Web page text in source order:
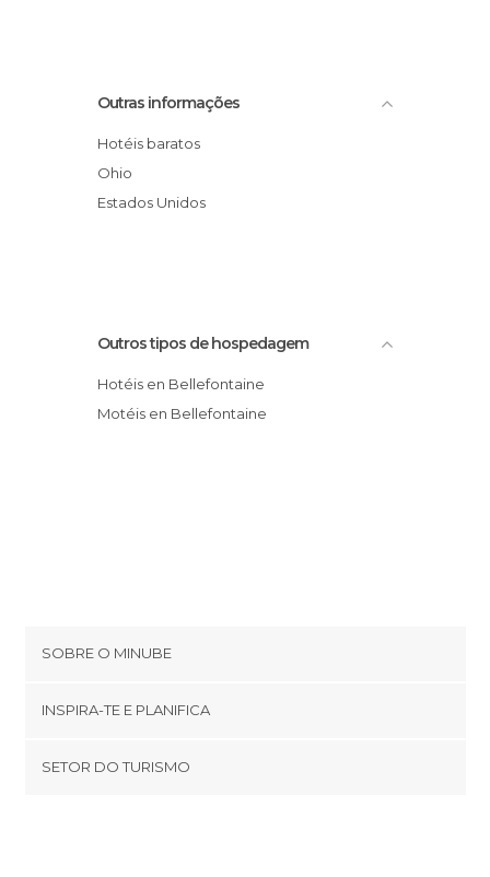
Outras informações
Hotéis baratos
Ohio
Estados Unidos
Outros tipos de hospedagem
Hotéis en Bellefontaine
Motéis en Bellefontaine
SOBRE O MINUBE
Términos e Condições
INSPIRA-TE E PLANIFICA
SETOR DO TURISMO